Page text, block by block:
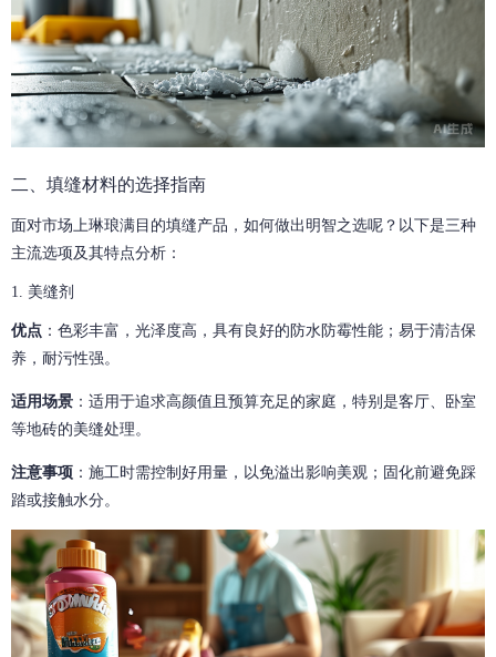
二、填缝材料的选择指南
面对市场上琳琅满目的填缝产品，如何做出明智之选呢？以下是三种
主流选项及其特点分析：
1. 美缝剂
优点 ：色彩丰富，光泽度高，具有良好的防水防霉性能；易于清洁保
养，耐污性强。
适用场景 ：适用于追求高颜值且预算充足的家庭，特别是客厅、卧室
等地砖的美缝处理。
注意事项 ：施工时需控制好用量，以免溢出影响美观；固化前避免踩
踏或接触水分。